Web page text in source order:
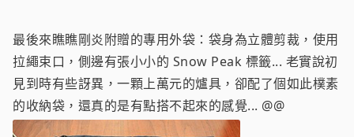
最後來瞧瞧剛炎附贈的專用外袋：袋身為立體剪裁，使用
拉繩束口，側邊有張小小的 Snow Peak 標籤... 老實說初
見到時有些訝異，一顆上萬元的爐具，卻配了個如此樸素
的收納袋，還真的是有點搭不起來的感覺... @@